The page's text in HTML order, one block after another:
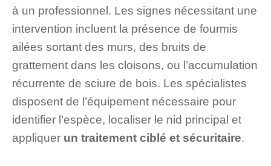
à un professionnel. Les signes nécessitant une
intervention incluent la présence de fourmis
ailées sortant des murs, des bruits de
grattement dans les cloisons, ou l’accumulation
récurrente de sciure de bois. Les spécialistes
disposent de l’équipement nécessaire pour
identifier l’espèce, localiser le nid principal et
appliquer un traitement ciblé et sécuritaire.